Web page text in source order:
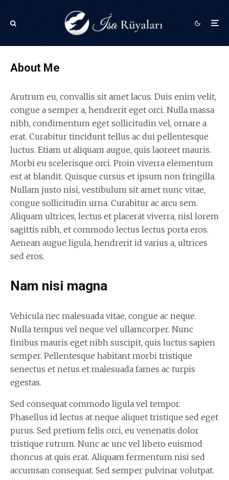
About Me
Arutrum eu, convallis sit amet lacus. Duis enim velit,
congue a semper a, hendrerit eget orci. Nulla massa
nibh, condimentum eget sollicitudin vel, ornare a
erat. Curabitur tincidunt tellus ac dui pellentesque
luctus. Etiam ut aliquam augue, quis laoreet mauris.
Morbi eu scelerisque orci. Proin viverra elementum
est at blandit. Quisque cursus et ipsum non fringilla.
Nullam justo nisi, vestibulum sit amet nunc vitae,
congue sollicitudin urna. Curabitur ac arcu sem.
Aliquam ultrices, lectus et placerat viverra, nisl lorem
sagittis nibh, et commodo lectus lectus porta eros.
Aenean augue ligula, hendrerit id varius a, ultrices
sed eros.
Nam nisi magna
Vehicula nec malesuada vitae, congue ac neque.
Nulla tempus vel neque vel ullamcorper. Nunc
finibus mauris eget nibh suscipit, quis luctus sapien
semper. Pellentesque habitant morbi tristique
senectus et netus et malesuada fames ac turpis
egestas.
Sed consequat commodo ligula vel tempor.
Phasellus id lectus at neque aliquet tristique sed eget
purus. Sed pretium felis orci, eu venenatis dolor
tristique rutrum. Nunc ac unc vel libero euismod
rhoncus at quis erat. Aliquam fermentum nisi sed
accumsan consequat. Sed semper pulvinar volutpat.